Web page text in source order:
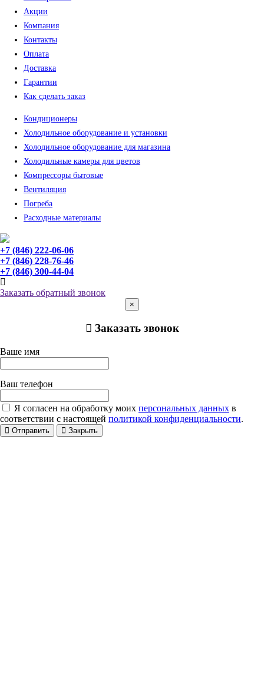
Акции
Компания
Контакты
Оплата
Доставка
Гарантии
Как сделать заказ
Кондиционеры
Холодильное оборудование и установки
Холодильное оборудование для магазина
Холодильные камеры для цветов
Компрессоры бытовые
Вентиляция
Погреба
Расходные материалы
+7 (846) 222-06-06
+7 (846) 228-76-46
+7 (846) 300-44-04
Заказать обратный звонок
×
Заказать звонок
Ваше имя
Ваш телефон
Я согласен на обработку моих персональных данных в
соответствии с настоящей политикой конфиденциальности.
Отправить Закрыть